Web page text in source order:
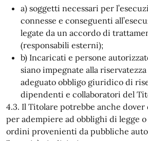
a) soggetti necessari per
connesse e conseguenti
legate da un accordo di
(responsabili esterni);
b) Incaricati e persone
siano impegnate alla
adeguato obbligo giuridico di
dipendenti e collaboratori del
4.3. Il Titolare potrebbe anche
per adempiere ad obblighi di legge
ordini provenienti da pubbliche